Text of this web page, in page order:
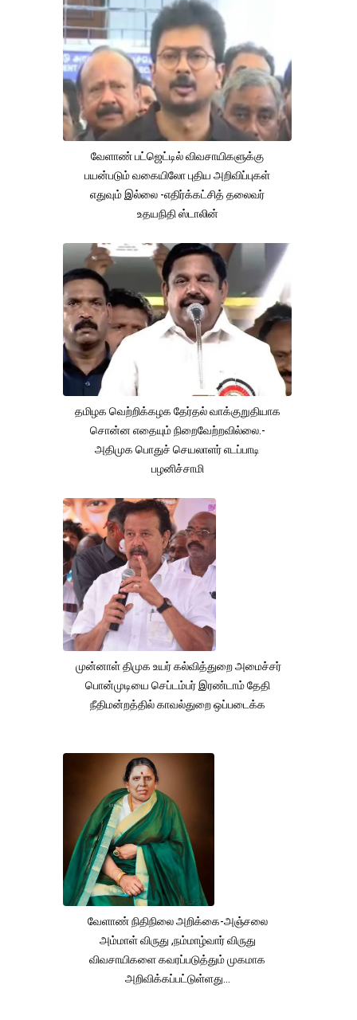
வேளாண் பட்ஜெட்டில் விவசாயிகளுக்கு
பயன்படும் வகையிலோ புதிய அறிவிப்புகள்
எதுவும் இல்லை -எதிர்க்கட்சித் தலைவர்
உதயநிதி ஸ்டாலின்
தமிழக வெற்றிக்கழக தேர்தல் வாக்குறுதியாக
சொன்ன எதையும் நிறைவேற்றவில்லை.-
அதிமுக பொதுச் செயலாளர் எடப்பாடி
பழனிச்சாமி
முன்னாள் திமுக உயர் கல்வித்துறை அமைச்சர்
பொன்முடியை செப்டம்பர் இரண்டாம் தேதி
நீதிமன்றத்தில் காவல்துறை ஒப்படைக்க
வேளாண் நிதிநிலை அறிக்கை-அஞ்சலை
அம்மாள் விருது ,நம்மாழ்வார் விருது
விவசாயிகளை கவரப்படுத்தும் முகமாக
அறிவிக்கப்பட்டுள்ளது...